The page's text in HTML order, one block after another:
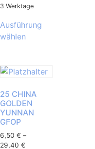
3 Werktage
Ausführung
wählen
25 CHINA
GOLDEN
YUNNAN
GFOP
6,50 € –
29,40 €